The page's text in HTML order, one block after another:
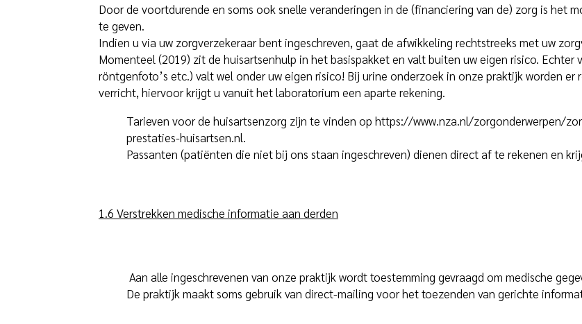
Door de voortdurende en soms ook snelle veranderingen in de (financiering van de) zorg is het
te geven.
Indien u via uw zorgverzekeraar bent ingeschreven, gaat de afwikkeling rechtstreeks met uw
Momenteel (2019) zit de huisartsenhulp in het basispakket en valt buiten uw eigen risico.
röntgenfoto’s etc.) valt wel onder uw eigen risico! Bij urine onderzoek in onze praktijk worden
verricht, hiervoor krijgt u vanuit het laboratorium een aparte rekening.
Tarieven voor de huisartsenzorg zijn te vinden op https://www.nza.nl/zorgonderwerpen/
prestaties-huisartsen.nl.
Passanten (patiënten die niet bij ons staan ingeschreven) dienen direct af te rekenen en
1.6 Verstrekken medische informatie aan derden
Aan alle ingeschrevenen van onze praktijk wordt toestemming gevraagd om medische
De praktijk maakt soms gebruik van direct-mailing voor het toezenden van gerichte